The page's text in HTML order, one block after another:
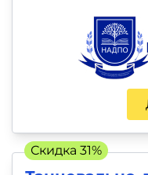
Скидка 31%